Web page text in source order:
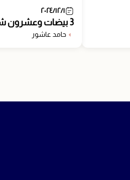
٢٠٢٤/١٢/١
3 بيضات وعشرون شخصًا!
حامد عاشور